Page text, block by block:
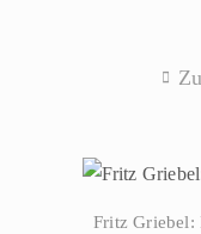
Fritz Griebel: